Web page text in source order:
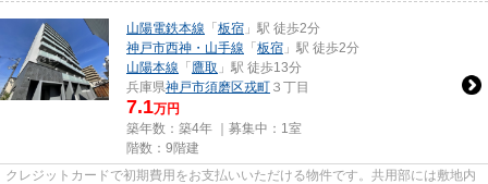
山陽電鉄本線 「 板宿 」駅 徒歩2分
神戸市西神・山手線 「 板宿 」駅 徒歩2分
山陽本線 「 鷹取 」駅 徒歩13分
兵庫県神戸市須磨区戎町 ３丁目
7.1万円
築年数：築4年 ｜募集中： 1室
階数：9階建
クレジットカードで初期費用をお支払いいただける物件です。共用部には敷地内